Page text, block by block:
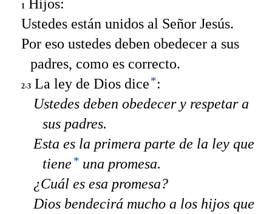
1 Hijos:
Ustedes están unidos al Señor Jesús.
Por eso ustedes deben obedecer a sus
padres, como es correcto.
2-3 La ley de Dios dice*:
Ustedes deben obedecer y respetar a
sus padres.
Esta es la primera parte de la ley que
tiene * una promesa.
¿Cuál es esa promesa?
Dios bendecirá mucho a los hijos que